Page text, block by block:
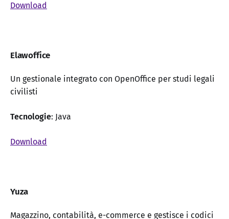
Download
Elawoffice
Un gestionale integrato con OpenOffice per studi legali
civilisti
Tecnologie: Java
Download
Yuza
Magazzino, contabilità, e-commerce e gestisce i codici